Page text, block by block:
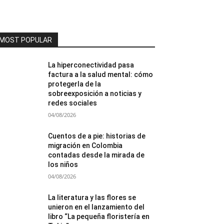
POPULAR
La hiperconectividad pasa
factura a la salud mental: cómo
protegerla de la
sobreexposición a noticias y
redes sociales
04/08/2026
Cuentos de a pie: historias de
migración en Colombia
contadas desde la mirada de
los niños
04/08/2026
La literatura y las flores se
unieron en el lanzamiento del
libro “La pequeña floristería en